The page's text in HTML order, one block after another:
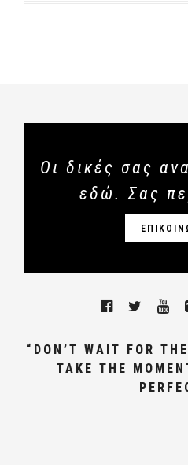
Οι δικές σας
εδώ. Σας
“DON’T WAIT FOR
TAKE THE